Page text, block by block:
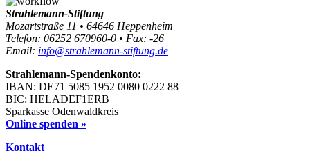
Strahlemann-Stiftung
Mozartstraße 11 • 64646 Heppenheim
Telefon: 06252 670960-0 • Fax: -26
Email: info@strahlemann-stiftung.de
Strahlemann-Spendenkonto:
IBAN: DE71 5085 1952 0080 0222 88
BIC: HELADEF1ERB
Sparkasse Odenwaldkreis
Online spenden »
Kontakt